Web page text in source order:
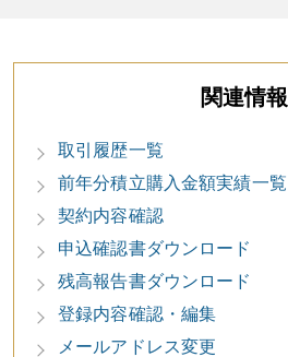
関連情報
取引履歴一覧
前年分積立購入金額実績一覧
契約内容確認
申込確認書ダウンロード
残高報告書ダウンロード
登録内容確認・編集
メールアドレス変更